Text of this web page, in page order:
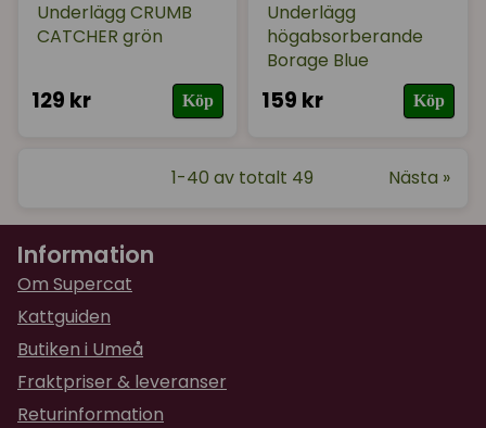
Underlägg CRUMB
CATCHER grön
129 kr Köp
Underlägg
högabsorberande
Borage Blue
159 kr Köp
1-40 av totalt 49 Nästa »
Information
Om Supercat
Kattguiden
Butiken i Umeå
Fraktpriser & leveranser
Returinformation